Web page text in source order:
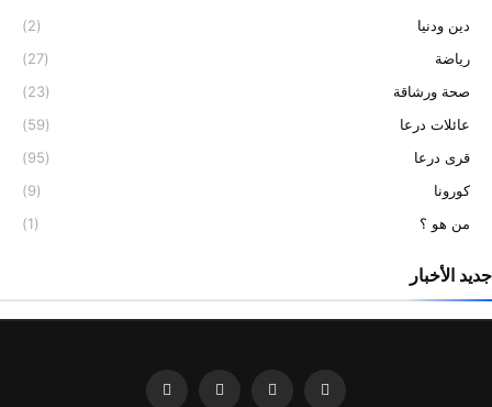
دين ودنيا
(2)
رياضة
(27)
صحة ورشاقة
(23)
عائلات درعا
(59)
قرى درعا
(95)
كورونا
(9)
من هو ؟
(1)
جديد الأخبار